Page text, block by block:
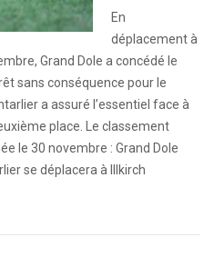
En
déplacement à
Grand Dole a concédé le
sans conséquence pour le
a assuré l’essentiel face à
place. Le classement
le 30 novembre : Grand Dole
se déplacera à Illkirch